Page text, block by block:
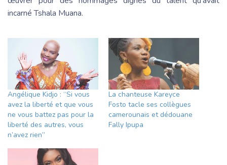
incarné Tshala Muana.
Angélique Kidjo : “Si vous
avez la liberté et que vous
ne vous battez pas pour la
liberté des autres, vous
n’avez rien”
La chanteuse Kareyce
Fosto tacle ses collègues
camerounais et dédouane
Fally Ipupa